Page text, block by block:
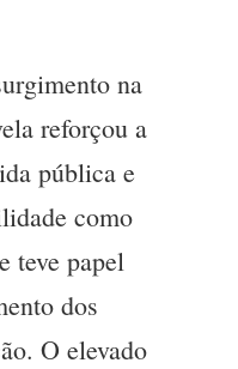
na
reforçou a
pública e
como
teve papel
dos
O elevado